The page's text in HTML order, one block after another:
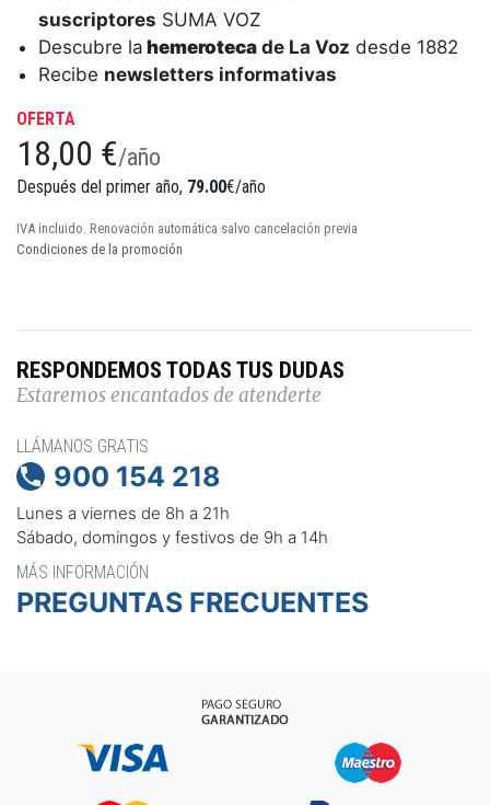
suscriptores SUMA VOZ
Descubre la hemeroteca de La Voz desde 1882
Recibe newsletters informativas
OFERTA
18,00 €/año
Después del primer año, 79.00€/año
IVA incluido. Renovación automática salvo cancelación previa
Condiciones de la promoción
RESPONDEMOS TODAS TUS DUDAS
Estaremos encantados de atenderte
LLÁMANOS GRATIS
 900 154 218
Lunes a viernes de 8h a 21h
Sábado, domingos y festivos de 9h a 14h
MÁS INFORMACIÓN
PREGUNTAS FRECUENTES